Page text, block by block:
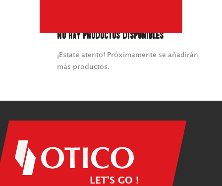
No hay productos disponibles
¡Estate atento! Próximamente se añadirán
más productos.
LET'S GO !